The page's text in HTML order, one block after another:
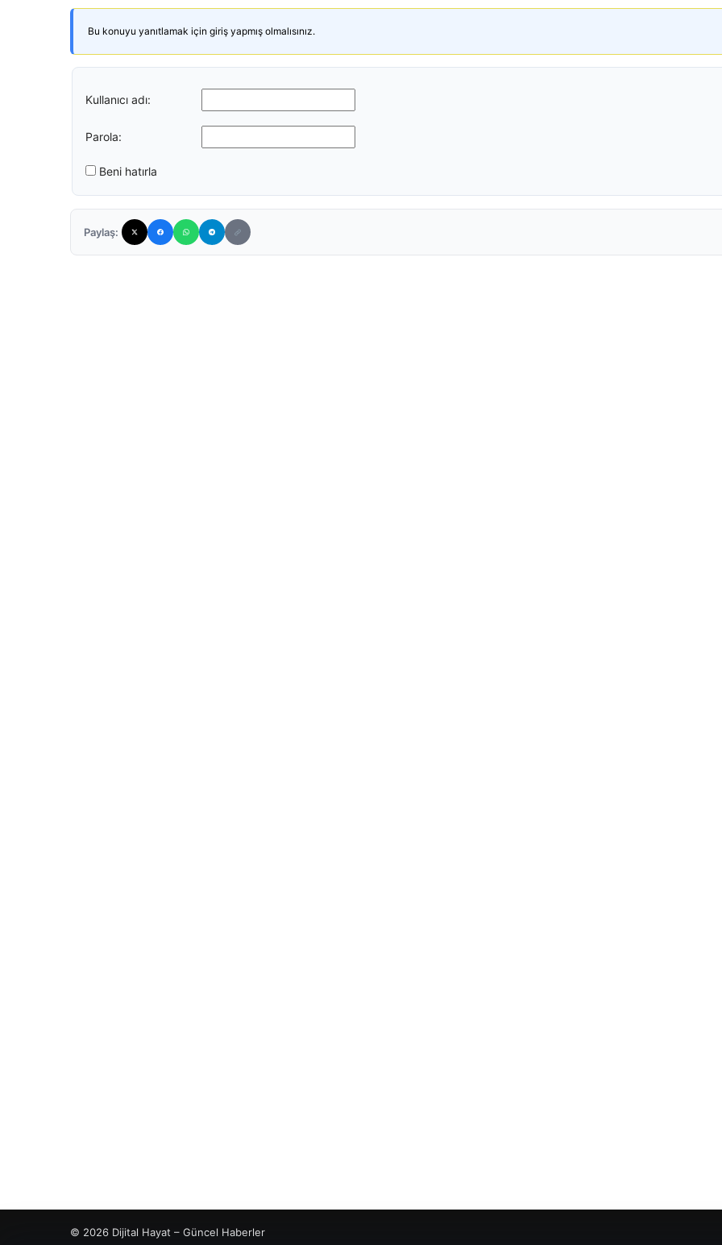
Bu konuyu yanıtlamak için giriş yapmış olmalısınız.
Kullanıcı adı:
Parola:
Beni hatırla
Paylaş:
© 2026 Dijital Hayat – Güncel Haberler